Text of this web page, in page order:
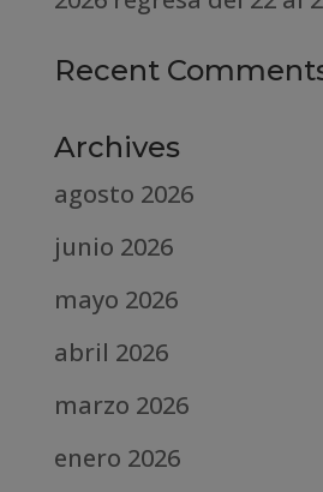
Recent
Archives
agosto 2026
junio 2026
mayo 2026
abril 2026
marzo 2026
enero 2026